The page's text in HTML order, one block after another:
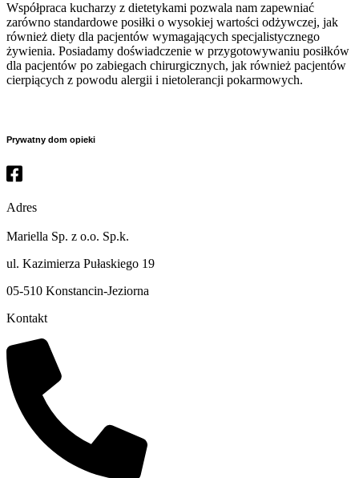
Współpraca kucharzy z dietetykami pozwala nam zapewniać
zarówno standardowe posiłki o wysokiej wartości odżywczej, jak
również diety dla pacjentów wymagających specjalistycznego
żywienia. Posiadamy doświadczenie w przygotowywaniu posiłków
dla pacjentów po zabiegach chirurgicznych, jak również pacjentów
cierpiących z powodu alergii i nietolerancji pokarmowych.
Prywatny dom opieki
Adres
Mariella Sp. z o.o. Sp.k.
ul. Kazimierza Pułaskiego 19
05-510 Konstancin-Jeziorna
Kontakt